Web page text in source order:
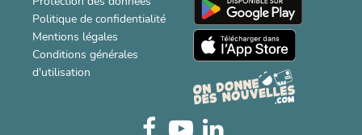
Politique de confidentialité
Mentions légales
Conditions générales
d'utilisation